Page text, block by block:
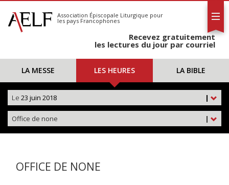
S'abonner
Calendrier
Association Épiscopale Liturgique pour
les pays Francophones
Recevez gratuitement
les lectures du jour par courriel
LA MESSE LES HEURES LA BIBLE
|
Le 23 juin 2018
|
Office de none
OFFICE DE NONE